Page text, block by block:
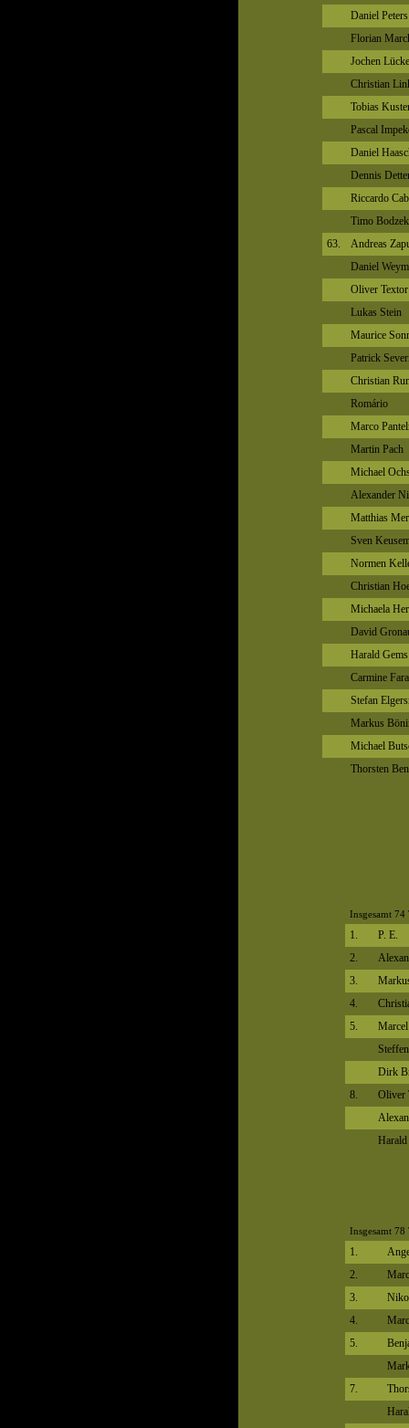
Daniel Peters
Florian
Jochen
Christian
Tobias
Pascal
Daniel
Dennis
Riccardo
Timo Bodzek
63.
Andreas
Daniel
Oliver Textor
Lukas Stein
Maurice
Patrick
Christian
Romário
Marco
Martin Pach
Michael
Alexander
Matthias
Sven
Normen
Christian
Michaela
David
Harald Gems
Carmine
Stefan
Markus
Michael
Thorsten
Insgesamt
1.
P. E.
2.
3.
4.
5.
Dirk
8.
Oliver
Harald
Insgesamt
1.
2.
3.
4.
5.
7.